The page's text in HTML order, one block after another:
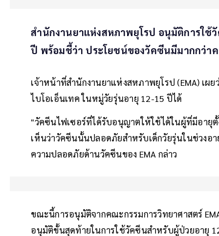
สำนักงานยาแห่งสหภาพยุโรป อนุมัติการใช้
ปี พร้อมชี้ว่า ประโยชน์ของวัคซีนมีมากกว่าค
เจ้าหน้าที่สำนักงานยาแห่งสหภาพยุโรป (EMA) เผ
ไบโอเอ็นเทค ในหมู่วัยรุ่นอายุ 12-15 ปีได้
"วัคซีนไฟเซอร์ที่ได้รับอนุญาตให้ใช้ได้ในผู้ที่มีอายุ
เห็นว่าวัคซีนนั้นปลอดภัยสำหรับเด็กวัยรุ่นในช่วงอ
ความปลอดภัยด้านวัคซีนของ EMA กล่าว
ขณะนี้การอนุมัติจากคณะกรรมการวิทยาศาสตร์
อนุมัติขั้นสุดท้ายในการใช้วัคซีนสำหรับผู้ป่วยอายุ